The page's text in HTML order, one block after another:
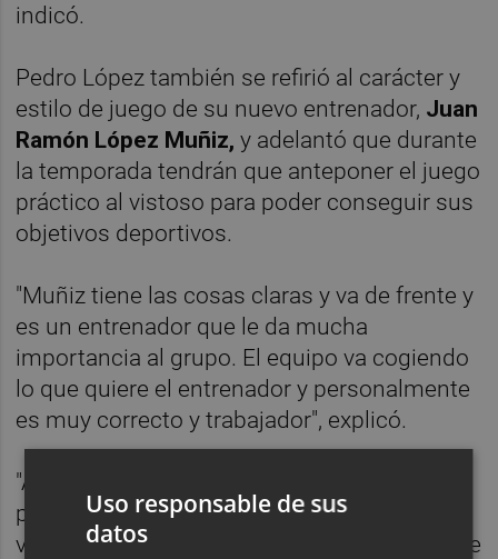
indicó.
Pedro López también se refirió al carácter y
estilo de juego de su nuevo entrenador, Juan
Ramón López Muñiz,y adelantó que durante
la temporada tendrán que anteponer el juego
práctico al vistoso para poder conseguir sus
objetivos deportivos.
"Muñiz tiene las cosas claras y va de frente y
es un entrenador que le da mucha
importancia al grupo. El equipo va cogiendo
lo que quiere el entrenador y personalmente
es muy correcto y trabajador", explicó.
"A todos nos gusta ser un equipo ofensivo,
pero eso no te garantiza el éxito. Hemos
visto equipos que han bajado de Primera que
Uso responsable de sus
datos